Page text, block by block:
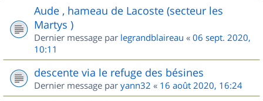
Aude , hameau de Lacoste (secteur les
Martys )
Dernier message par legrandblaireau « 06 sept. 2020,
10:11
descente via le refuge des bésines
Dernier message par yann32 « 16 août 2020, 16:24